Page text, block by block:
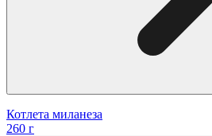
Котлета миланеза
260 г